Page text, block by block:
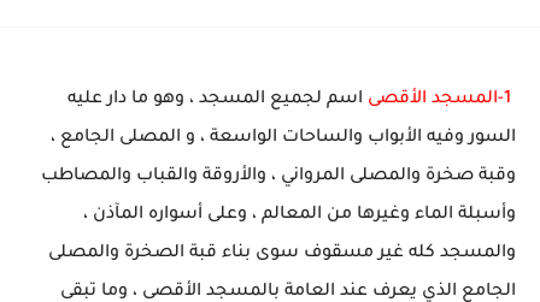
1-المسجد الأقصى
اسم لجميع المسجد ، وهو ما دار عليه
السور وفيه الأبواب والساحات الواسعة ، و المصلى الجامع ،
وقبة صخرة والمصلى المرواني ، والأروقة والقباب والمصاطب
وأسبلة الماء وغيرها من المعالم ، وعلى أسواره المآذن ،
والمسجد كله غير مسقوف سوى بناء قبة الصخرة والمصلى
الجامع الذي يعرف عند العامة بالمسجد الأقصى ، وما تبقى